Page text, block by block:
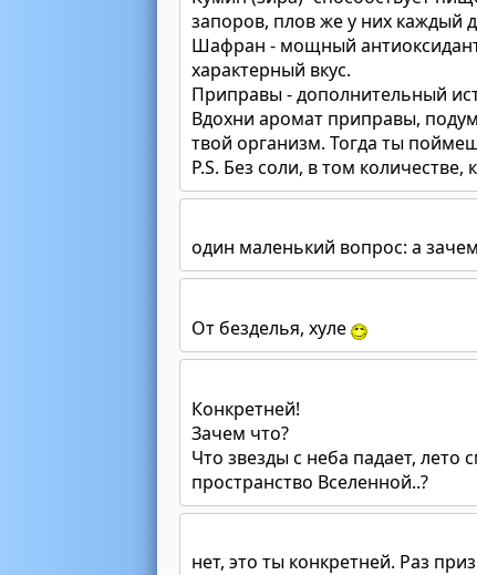
запоров, плов же у них каждый
Шафран - мощный
характерный вкус.
Приправы - дополнительный
Вдохни аромат приправы,
твой организм. Тогда ты
P.S. Без соли, в том
один маленький вопрос: а
От безделья, хуле
Конкретней!
Зачем что?
Что звезды с неба падает, лето
пространство Вселенной..?
нет, это ты конкретней. Раз